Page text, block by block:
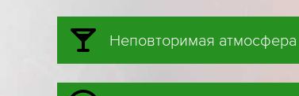
Неповторимая атмосфера